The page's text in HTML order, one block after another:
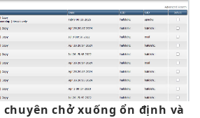
chuyên chở xuốngổn định và